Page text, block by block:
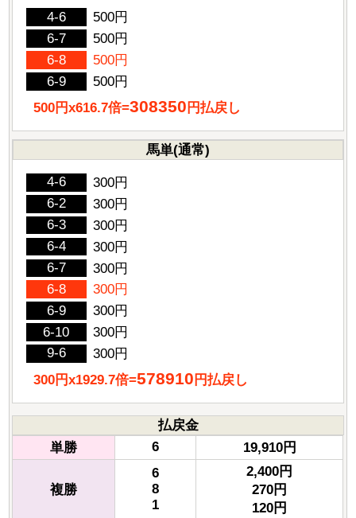
4-6
500円
6-7
500円
6-8
500円
6-9
500円
500円x616.7倍=308350 円払戻し
馬単(通常)
4-6
300円
6-2
300円
6-3
300円
6-4
300円
6-7
300円
6-8
300円
6-9
300円
6-10
300円
9-6
300円
300円x1929.7倍=578910 円払戻し
払戻金
単勝
6 19,910円
複勝
6
8
1
2,400円
270円
120円